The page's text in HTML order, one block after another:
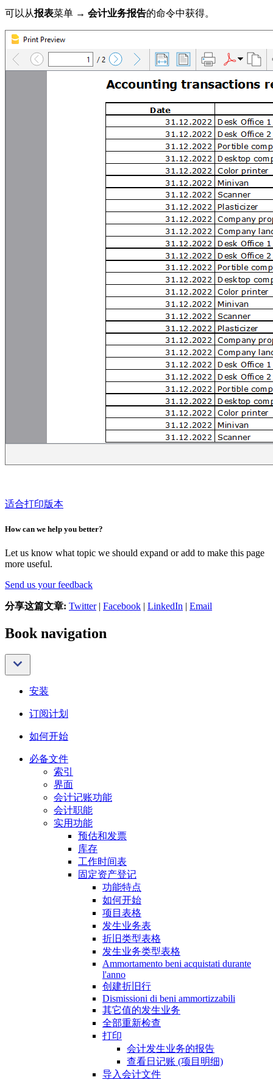
可以从报表菜单 → 会计业务报告的命令中获得。
适合打印版本
How can we help you better?
Let us know what topic we should expand or add to make this page
more useful.
Send us your feedback
分享这篇文章: Twitter| Facebook | LinkedIn | Email
Book navigation
安装
订阅计划
如何开始
必备文件
索引
界面
会计记账功能
会计职能
实用功能
预估和发票
库存
工作时间表
固定资产登记
功能特点
如何开始
项目表格
发生业务表
折旧类型表格
发生业务类型表格
Ammortamento beni acquistati durante
l'anno
创建折旧行
Dismissioni di beni ammortizzabili
其它值的发生业务
全部重新检查
打印
会计发生业务的报告
查看日记账 (项目明细)
导入会计文件